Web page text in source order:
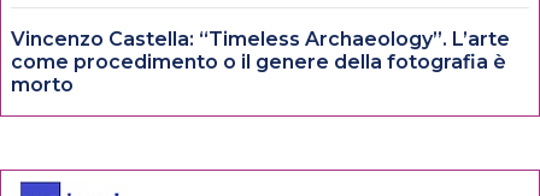
Vincenzo Castella: “Timeless Archaeology”. L’arte
come procedimento o il genere della fotografia è
morto